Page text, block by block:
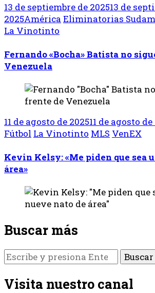
13 de septiembre de 202513 de
2025América Eliminatorias
La Vinotinto
Fernando «Bocha» Batista no
Venezuela
11 de agosto de 202511 de agosto de
Fútbol La Vinotinto MLS VenEX
Kevin Kelsy: «Me piden que sea
área»
Buscar más
¿Buscas
algo?
Visita nuestro canal